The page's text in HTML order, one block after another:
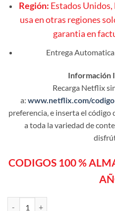
Región: Estados
usa en otras regiones
garantia en
Entrega
Información
Recarga Netflix
a: www.netflix.com/codigo
preferencia, e inserta el código
a toda la variedad de
CODIGOS 100 %